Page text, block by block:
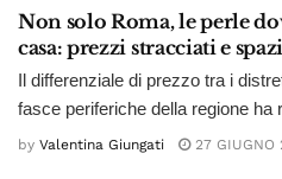
Non solo Roma, le perle
casa: prezzi stracciati e
Il differenziale di prezzo tra i
fasce periferiche della regione ha
by Valentina Giungati 27 GIUGNO